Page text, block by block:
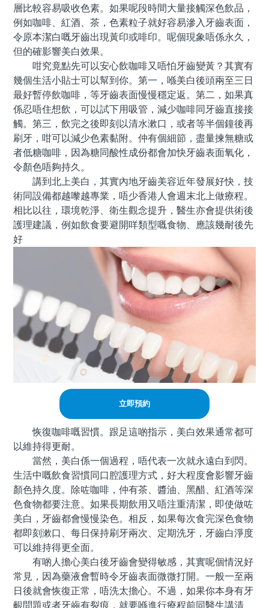
層比較容易吸收色素。如果呢段時間大量接觸深色飲品，
例如咖啡、紅酒、茶，色素粒子就好容易滲入牙齒表面，
令原本潔白嘅牙齒出現黃印或啡印。呢個現象唔係永久，
但的確影響美白效果。
咁究竟點先可以安心飲咖啡又唔怕牙齒變黃？其實有
幾個生活小貼士可以幫到你。第一，喺美白後頭兩至三日
最好暫停飲咖啡，等牙齒表面慢慢穩定返。第二，如果真
係忍唔住想飲，可以試下用吸管，減少咖啡同牙齒直接接
觸。第三，飲完之後即刻以清水漱口，或者等半個鐘後再
刷牙，咁可以減少色素黏附。仲有個細節，盡量揀無糖或
者低糖咖啡，因為糖同酸性成份都會加快牙齒表面氧化，
令顏色唔夠持久。
講到北上美白，其實內地牙齒美容近年發展好快，技
術同設備都越嚟越專業，唔少香港人會週末北上做療程。
相比以往，環境乾淨、衛生觀念提升，醫生亦會提供術後
護理建議，例如飲食要避開咩類型嘅食物、應該幾耐後先
好
立即預約
恢復咖啡嘅習慣。跟足這啲指示，美白效果通常都可
以維持得更耐。
當然，美白係一個過程，唔代表一次就永遠白到閃。
生活中嘅飲食習慣同口腔護理方式，好大程度會影響牙齒
顏色持久度。除咗咖啡，仲有茶、醬油、黑醋、紅酒等深
色食物都要注意。如果長期飲用又唔注重清潔，即使做咗
美白，牙齒都會慢慢染色。相反，如果每次食完深色食物
都即刻漱口、每日保持刷牙兩次、定期洗牙，牙齒白淨度
可以維持得更全面。
有啲人擔心美白後牙齒會變得敏感，其實呢個情況好
常見，因為藥液會暫時令牙齒表面微微打開。一般一至兩
日後就會恢復正常，唔洗太擔心。不過，如果你本身有牙
齦問題或者牙齒有裂痕，就要喺進行療程前同醫生講清